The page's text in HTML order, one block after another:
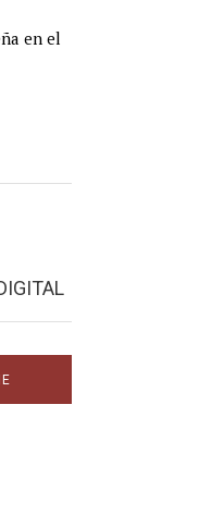
en el